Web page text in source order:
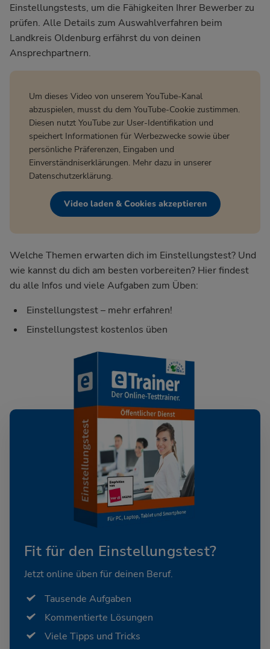
Einstellungstests, um die Fähigkeiten Ihrer Bewerber zu
prüfen. Alle Details zum Auswahlverfahren beim
Landkreis Oldenburg erfährst du von deinen
Ansprechpartnern.
Um dieses Video von unserem YouTube-Kanal
abzuspielen, musst du dem YouTube-Cookie zustimmen.
Diesen nutzt YouTube zur User-Identifikation und
speichert Informationen für Werbezwecke sowie über
persönliche Präferenzen, Eingaben und
Einverständniserklärungen. Mehr dazu in unserer
Datenschutzerklärung.
Video laden & Cookies akzeptieren
Welche Themen erwarten dich im Einstellungstest? Und
wie kannst du dich am besten vorbereiten? Hier findest
du alle Infos und viele Aufgaben zum Üben:
Einstellungstest – mehr erfahren!
Einstellungstest kostenlos üben
Fit für den Einstellungstest?
Jetzt online üben für deinen Beruf.
Tausende Aufgaben
Kommentierte Lösungen
Viele Tipps und Tricks